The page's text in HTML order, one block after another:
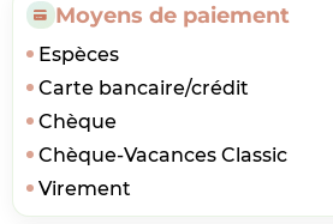
Moyens de paiement
Espèces
Carte bancaire/crédit
Chèque
Chèque-Vacances Classic
Virement